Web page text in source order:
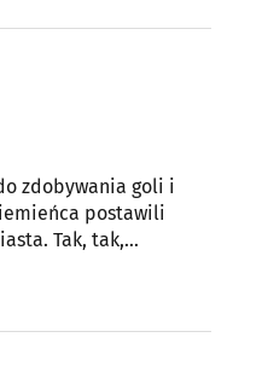
zdobywania goli i
postawili
Tak, tak,